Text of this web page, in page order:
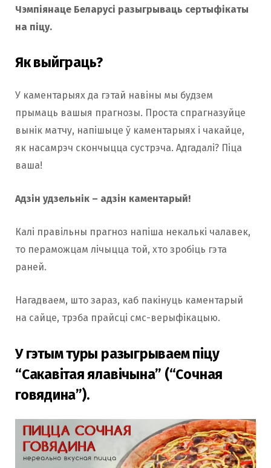
Чэмпіянаце Беларусі разыгрываць сертыфікаты
на піцу.
Як выйграць?
У каментарыях да гэтай навіны мы будзем
прымаць вашыя прагнозы. Проста спрагназуйце
вынік матчу, напішыце ў каментарыях і чакайце,
як насамрэч скончыцца сустрэча. Адгадалі? Піца
ваша!
Адзін удзельнік – адзін каментарый!
Калі правільны прагноз напіша некалькі чалавек,
то пераможцам лічыцца той, хто зробіць гэта
раней.
Нагадваем, што зараз, каб пакінуць каментарый
на сайце, трэба прайсці смс-верыфікацыю.
У гэтым туры разыгрываем піцу
“Сакавітая ялавічына” (“Сочная
говядина”).